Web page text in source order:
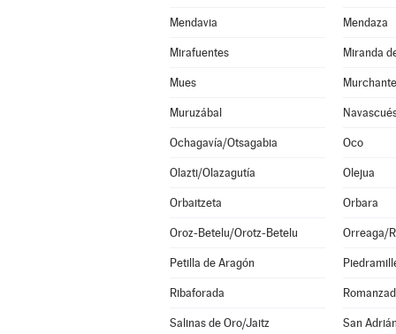
Mendavia Mendaza
Mirafuentes Miranda
Mues Murchante
Muruzábal
Ochagavía/Otsagabia Oco
Olazti/Olazagutía Olejua
Orbaitzeta Orbara
Oroz-Betelu/Orotz-Betelu Orreaga/
Petilla de Aragón
Ribaforada
Salinas de Oro/Jaitz San Adrián